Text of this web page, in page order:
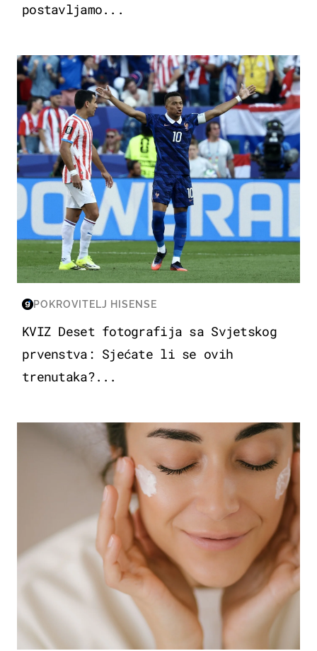
postavljamo...
SVJETSKO PRVENSTVO 2026
POKROVITELJ HISENSE
KVIZ Deset fotografija sa Svjetskog
prvenstva: Sjećate li se ovih
trenutaka?...
MODA & LJEPOTA